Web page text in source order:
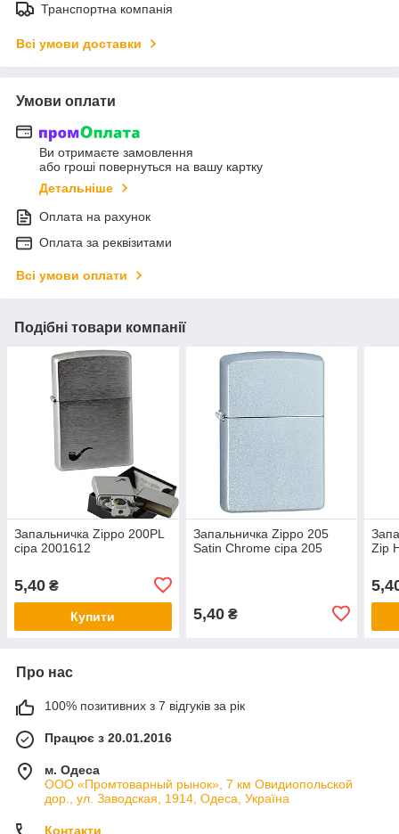
Транспортна компанія
Всі умови доставки
Умови оплати
Ви отримаєте замовлення
або гроші повернуться на вашу картку
Детальніше
Оплата на рахунок
Оплата за реквізитами
Всі умови оплати
Подібні товари компанії
Запальничка Zippo 200PL
сіра 2001612
5,40 ₴
Купити
Запальничка Zippo 205
Satin Chrome сіра 205
5,40₴
Zip
Про нас
100% позитивних з 7 відгуків за рік
Працює з 20.01.2016
м. Одеса
ООО «Промтоварный рынок», 7 км Овидиопольской
дор., ул. Заводская, 1914, Одеса, Україна
Контакти